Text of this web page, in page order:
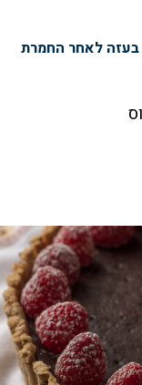
בעזה לאחר החמרת